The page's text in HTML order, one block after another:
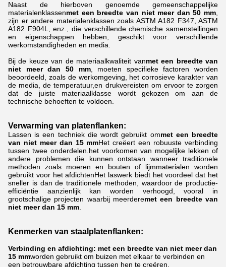
Naast de hierboven genoemde gemeenschappelijke
materialenklassenmet een breedte van niet meer dan 50 mm
zijn er andere materialenklassen zoals ASTM A182 F347, ASTM
A182 F904L, enz., die verschillende chemische samenstellingen
en eigenschappen hebben, geschikt voor verschillende
werkomstandigheden en media.
Bij de keuze van de materiaalkwaliteit vanmet een breedte van
niet meer dan 50 mm, moeten specifieke factoren worden
beoordeeld, zoals de werkomgeving, het corrosieve karakter van
de media, de temperatuur,en drukvereisten om ervoor te zorgen
dat de juiste materiaalklasse wordt gekozen om aan de
technische behoeften te voldoen.
Verwarming van platenflanken:
Lassen is een techniek die wordt gebruikt ommet een breedte
van niet meer dan 15 mmHet creëert een robuuste verbinding
tussen twee onderdelen.het voorkomen van mogelijke lekken of
andere problemen die kunnen ontstaan wanneer traditionele
methoden zoals moeren en bouten of lijmmaterialen worden
gebruikt voor het afdichtenHet laswerk biedt het voordeel dat het
sneller is dan de traditionele methoden, waardoor de productie-
efficiëntie aanzienlijk kan worden verhoogd, vooral in
grootschalige projecten waarbij meerderemet een breedte van
niet meer dan 15 mm
Kenmerken van staalplatenflanken:
Verbinding en afdichting: met een breedte van niet meer dan
15 mmworden gebruikt om buizen met elkaar te verbinden en
een betrouwbare afdichting tussen hen te creëren.